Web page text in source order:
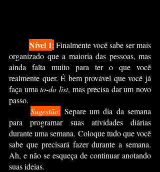
Nível 1: Finalmente você sabe ser mais
organizado que a maioria das pessoas, mas
ainda falta muito para ter o que você
realmente quer. É bem provável que você já
faça uma to-do list, mas precisa dar um novo
passo.
Sugestão: Separe um dia da semana
para programar suas atividades diárias
durante uma semana. Coloque tudo que você
sabe que precisará fazer durante a semana.
Ah, e não se esqueça de continuar anotando
suas ideias.